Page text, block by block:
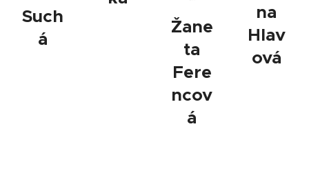
Such
á
Žane
ta
Fere
ncov
á
na
Hlav
ová